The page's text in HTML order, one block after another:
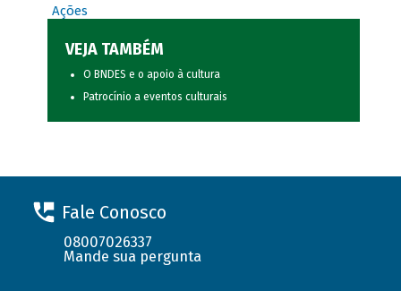
Ações
VEJA TAMBÉM
O BNDES e o apoio à cultura
Patrocínio a eventos culturais
Fale Conosco
08007026337
Mande sua pergunta